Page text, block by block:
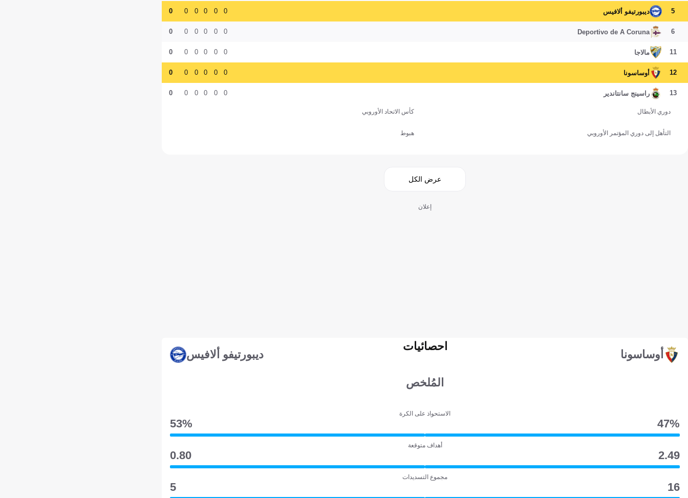
5 ديبورتيفو ألافيس 0
0
0
0
0
0
6
Deportivo de A Coruna
0
0
0
0
0
0
11 مالاجا 0
0
0
0
0
0
12 أوساسونا 0
0
0
0
0
0
13 راسينج سانتاندير 0
0
0
0
0
0
دوري الأبطال كأس الاتحاد الأوروبي
التأهل إلى دوري المؤتمر الأوروبي هبوط
عرض الكل
إعلان
أوساسونا
احصائيات
ديبورتيفو ألافيس
المُلخص
الاستحواذ على الكرة
47‎%‎
53‎%‎
أهداف متوقعة
2.49
0.80
مجموع التسديدات
16
5